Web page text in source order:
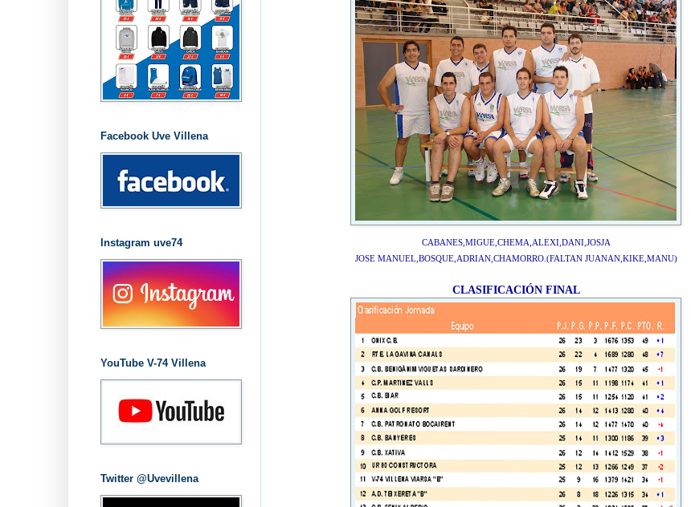
CABANES,MIGUE,CHEMA,ALEXI,DANI,JOSJA
JOSE MANUEL,BOSQUE,ADRIAN,CHAMORRO.(FALTAN JUANAN,KIKE,MANU)
CLASIFICACIÓN FINAL
Facebook Uve Villena
Instagram uve74
YouTube V-74 Villena
Twitter @Uvevillena